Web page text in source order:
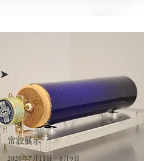
➤
常設展示
2020年7月11日－8月9日